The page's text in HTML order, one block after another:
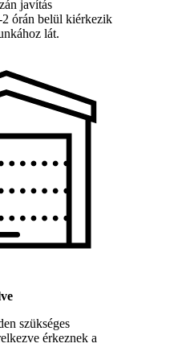
javítás
órán belül kiérkezik
lát.
szükséges
érkeznek a